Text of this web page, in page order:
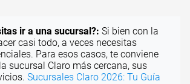
ir a una sucursal?: Si bien con la
casi todo, a veces necesitas
Para esos casos, te conviene
sucursal Claro más cercana, sus
Sucursales Claro 2026: Tu Guía